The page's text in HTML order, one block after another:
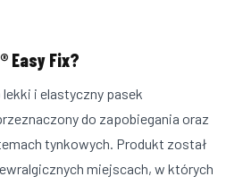
Easy Fix?
i elastyczny pasek
do zapobiegania oraz
tynkowych. Produkt został
miejscach, w których